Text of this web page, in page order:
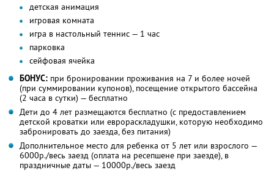
детская анимация
игровая комната
игра в настольный теннис — 1 час
парковка
сейфовая ячейка
БОНУС: при бронировании проживания на 7 и более ночей
(при суммировании купонов), посещение открытого бассейна
(2 часа в сутки) — бесплатно
Дети до 4 лет размещаются бесплатно (с предоставлением
детской кроватки или еврораскладушки, которую необходимо
забронировать до заезда, без питания)
Дополнительное место для ребенка от 5 лет или взрослого —
6000р./весь заезд (оплата на ресепшене при заезде), в
праздничные даты — 10000р./весь заезд